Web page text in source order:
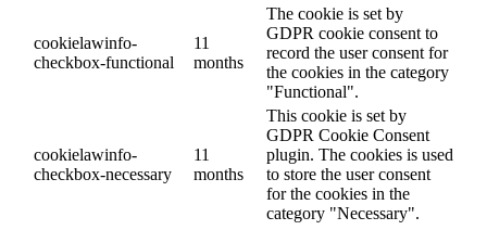
cookielawinfo-
checkbox-functional
11
months
The cookie is set by
GDPR cookie consent to
record the user consent for
the cookies in the category
"Functional".
cookielawinfo-
checkbox-necessary
11
months
This cookie is set by
GDPR Cookie Consent
plugin. The cookies is used
to store the user consent
for the cookies in the
category "Necessary".